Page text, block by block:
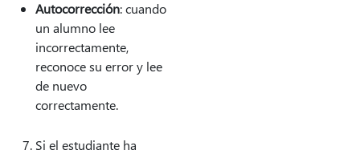
Autocorrección: cuando
un alumno lee
incorrectamente,
reconoce su error y lee
de nuevo
correctamente.
Si el estudiante ha